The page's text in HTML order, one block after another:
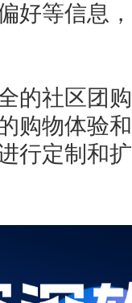
好等信息
的社区团
购物体验
行定制和